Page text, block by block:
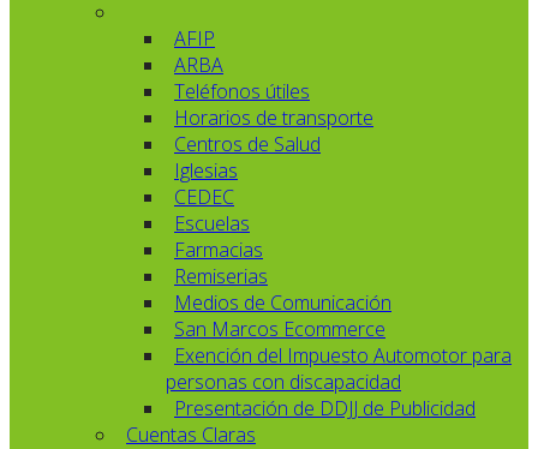
AFIP
ARBA
Teléfonos útiles
Horarios de transporte
Centros de Salud
Iglesias
CEDEC
Escuelas
Farmacias
Remiserias
Medios de Comunicación
San Marcos Ecommerce
Exención del Impuesto Automotor para
personas con discapacidad
Presentación de DDJJ de Publicidad
Cuentas Claras